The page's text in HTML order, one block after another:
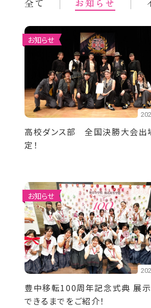
お知らせ
高校ダンス部 全国決勝大会出
定！
お知らせ
豊中移転100周年記念式典 展
できるまでをご紹介！